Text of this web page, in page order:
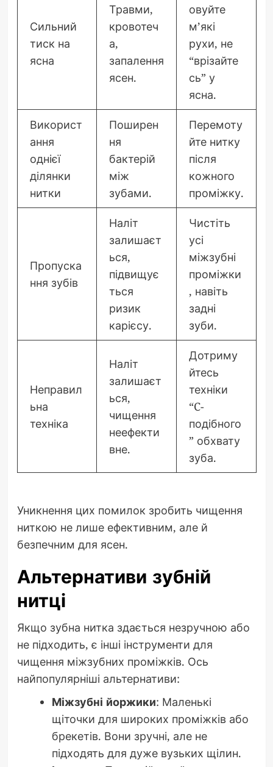
Сильний
тиск на
ясна
Травми,
кровотеч
а,
запалення
ясен.
овуйте
м’які
рухи, не
“врізайте
сь” у
ясна.
Використ
ання
однієї
ділянки
нитки
Поширен
ня
бактерій
між
зубами.
Перемоту
йте нитку
після
кожного
проміжку.
Пропуска
ння зубів
Наліт
залишаєт
ься,
підвищує
ться
ризик
карієсу.
Чистіть
усі
міжзубні
проміжки
, навіть
задні
зуби.
Неправил
ьна
техніка
Наліт
залишаєт
ься,
чищення
неефекти
вне.
Дотриму
йтесь
техніки
“C-
подібного
” обхвату
зуба.
Уникнення цих помилок зробить чищення
ниткою не лише ефективним, але й
безпечним для ясен.
Альтернативи зубній
нитці
Якщо зубна нитка здається незручною або
не підходить, є інші інструменти для
чищення міжзубних проміжків. Ось
найпопулярніші альтернативи:
Міжзубні йоржики: Маленькі
щіточки для широких проміжків або
брекетів. Вони зручні, але не
підходять для дуже вузьких щілин.